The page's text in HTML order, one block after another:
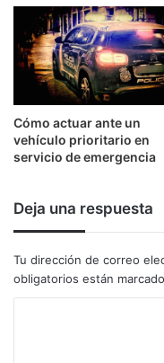
Cómo actuar ante un
vehículo prioritario en
servicio de emergencia
Deja una respuesta
Tu dirección de correo
obligatorios están